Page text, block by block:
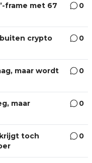
frame met 67
0
crypto
0
maar wordt
0
maar
0
toch
0